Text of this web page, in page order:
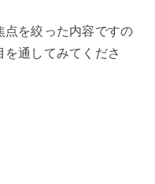
を絞った内容ですの
通してみてくださ